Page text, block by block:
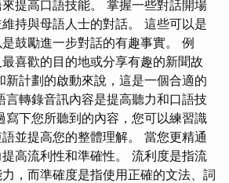
提高口語技能。 掌握一些對話開場
持與母語人士的對話。 這些可以是
鼓勵進一步對話的有趣事實。 例
喜歡的目的地或分享有趣的新聞故
新計劃的啟動來說，這是一個合適的
言轉錄音訊內容是提高聽力和口語技
寫下您所聽到的內容，您可以練習識
並提高您的整體理解。 當您更精通
高流利性和準確性。 流利度是指流
，而準確度是指使用正確的文法、詞